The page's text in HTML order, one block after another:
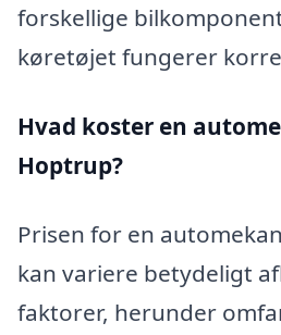
forskellige
køretøjet fungerer
Hvad koster en
Hoptrup?
Prisen for en
kan variere betydeligt
faktorer, herunder